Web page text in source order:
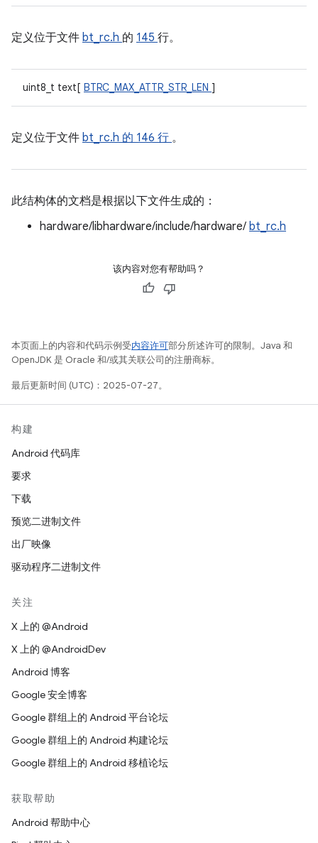
定义位于文件 bt_rc.h 的 145 行。
uint8_t text[ BTRC_MAX_ATTR_STR_LEN ]
定义位于文件 bt_rc.h 的 146 行 。
此结构体的文档是根据以下文件生成的：
hardware/libhardware/include/hardware/ bt_rc.h
该内容对您有帮助吗？
本页面上的内容和代码示例受内容许可部分所述许可的限制。Java 和
OpenJDK 是 Oracle 和/或其关联公司的注册商标。
最后更新时间 (UTC)：2025-07-27。
构建
Android 代码库
要求
下载
预览二进制文件
出厂映像
驱动程序二进制文件
关注
X 上的 @Android
X 上的 @AndroidDev
Android 博客
Google 安全博客
Google 群组上的 Android 平台论坛
Google 群组上的 Android 构建论坛
Google 群组上的 Android 移植论坛
获取帮助
Android 帮助中心